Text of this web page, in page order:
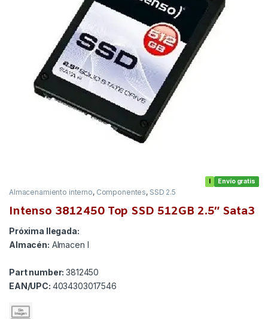
Envío gratis
Almacenamiento interno, Componentes, SSD 2.5
Intenso 3812450 Top SSD 512GB 2.5″ Sata3
Próxima llegada:
Almacén: Almacen I
Part number:3812450
EAN/UPC: 4034303017546